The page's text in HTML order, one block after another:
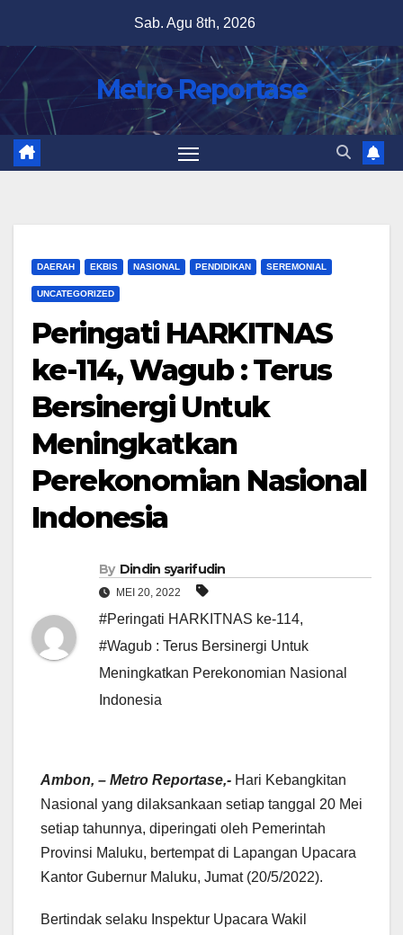
content
Sab. Agu 8th, 2026
Metro Reportase
DAERAH EKBIS NASIONAL PENDIDIKAN SEREMONIAL
UNCATEGORIZED
Peringati HARKITNAS
ke-114, Wagub : Terus
Bersinergi Untuk
Meningkatkan
Perekonomian Nasional
Indonesia
By Dindin syarifudin
MEI 20, 2022
#Peringati HARKITNAS ke-114,
#Wagub : Terus Bersinergi Untuk
Meningkatkan Perekonomian Nasional
Indonesia
Ambon, – Metro Reportase,- Hari Kebangkitan
Nasional yang dilaksankaan setiap tanggal 20 Mei
setiap tahunnya, diperingati oleh Pemerintah
Provinsi Maluku, bertempat di Lapangan Upacara
Kantor Gubernur Maluku, Jumat (20/5/2022).
Bertindak selaku Inspektur Upacara Wakil